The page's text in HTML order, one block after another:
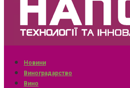
Новини
Виноградарство
Вино